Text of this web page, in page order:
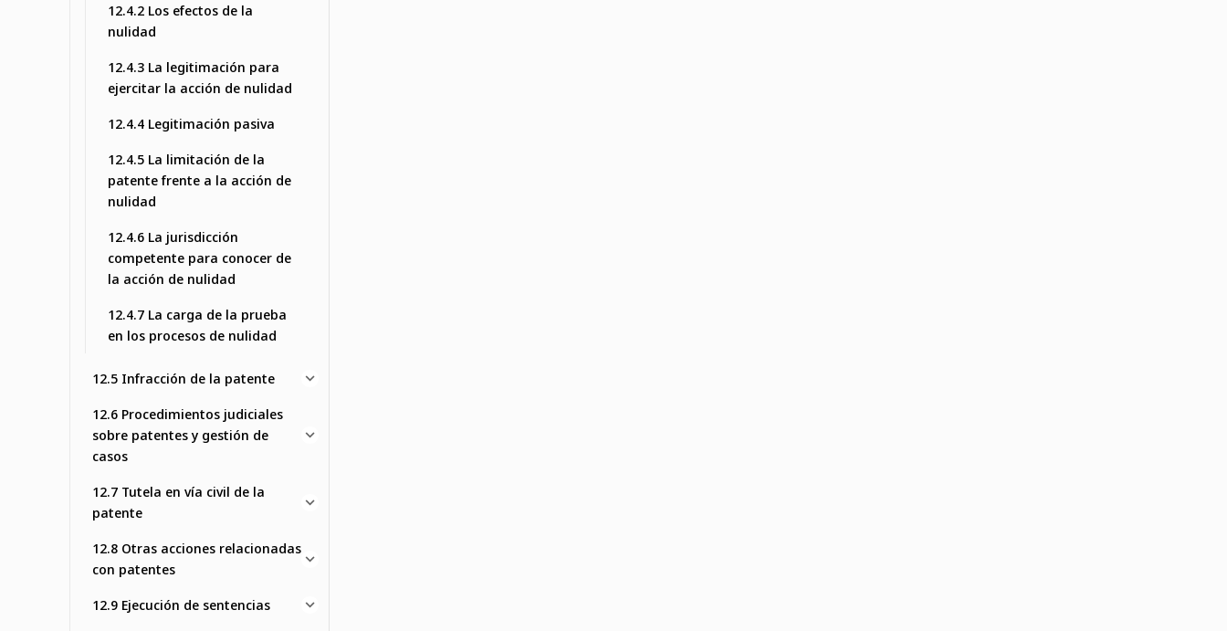
12.4.2 Los efectos de la
nulidad
12.4.3 La legitimación para
ejercitar la acción de nulidad
12.4.4 Legitimación pasiva
12.4.5 La limitación de la
patente frente a la acción de
nulidad
12.4.6 La jurisdicción
competente para conocer de
la acción de nulidad
12.4.7 La carga de la prueba
en los procesos de nulidad
12.5 Infracción de la patente
12.6 Procedimientos judiciales
sobre patentes y gestión de
casos
12.7 Tutela en vía civil de la
patente
12.8 Otras acciones relacionadas
con patentes
12.9 Ejecución de sentencias